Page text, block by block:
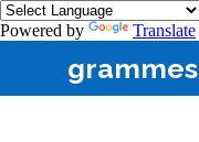
Powered by Translate